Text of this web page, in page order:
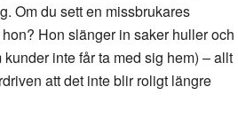
Om du sett en missbrukares
Hon slänger in saker huller och
inte får ta med sig hem) – allt
att det inte blir roligt längre